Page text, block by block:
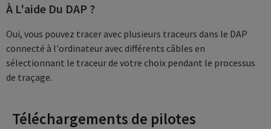
À L'aide Du DAP ?
Oui, vous pouvez tracer avec plusieurs traceurs dans le DAP
connecté à l'ordinateur avec différents câbles en
sélectionnant le traceur de votre choix pendant le processus
de traçage.
Téléchargements de pilotes